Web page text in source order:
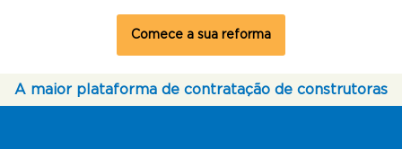
Comece a sua reforma
A maior plataforma de contratação de construtoras